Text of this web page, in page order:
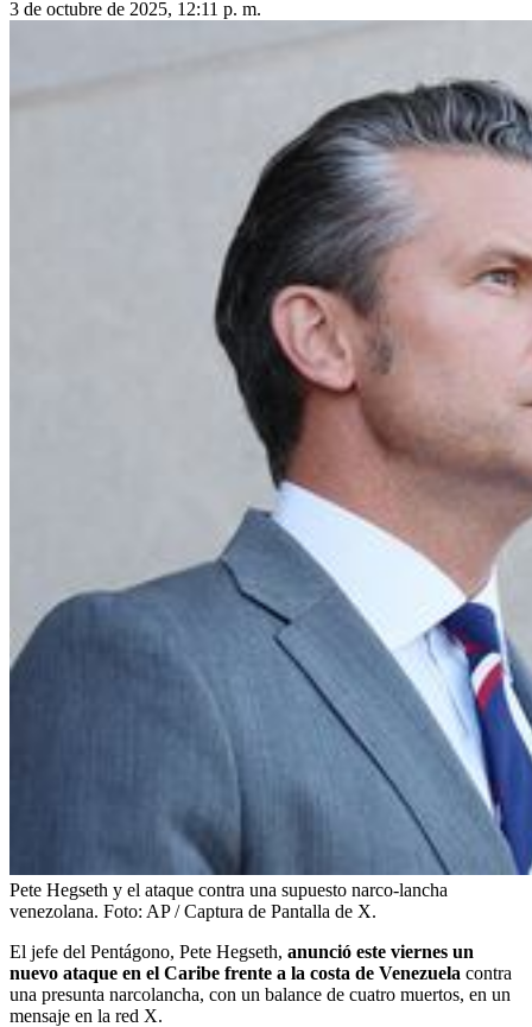
3 de octubre de 2025, 12:11 p. m.
Pete Hegseth y el ataque contra una supuesto narco-lancha
venezolana. Foto: AP / Captura de Pantalla de X.
El jefe del Pentágono, Pete Hegseth, anunció este viernes un
nuevo ataque en el Caribe frente a la costa de Venezuela contra
una presunta narcolancha, con un balance de cuatro muertos, en un
mensaje en la red X.